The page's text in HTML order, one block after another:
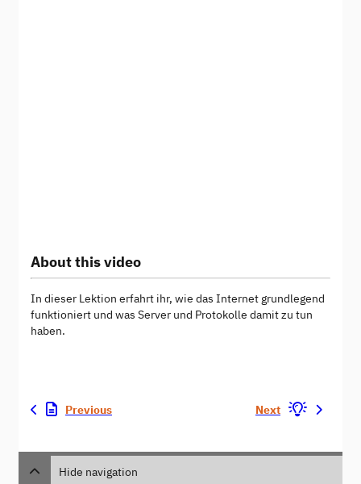
About this video
In dieser Lektion erfahrt ihr, wie das Internet grundlegend
funktioniert und was Server und Protokolle damit zu tun
haben.
Previous Next
Hide navigation